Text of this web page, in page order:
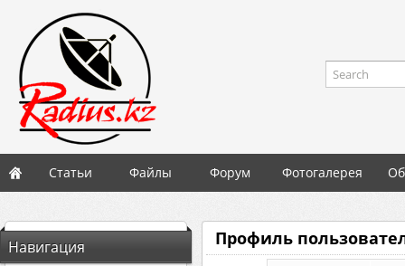
Search
Статьи Файлы Форум Фотогалерея
Навигация
Профиль